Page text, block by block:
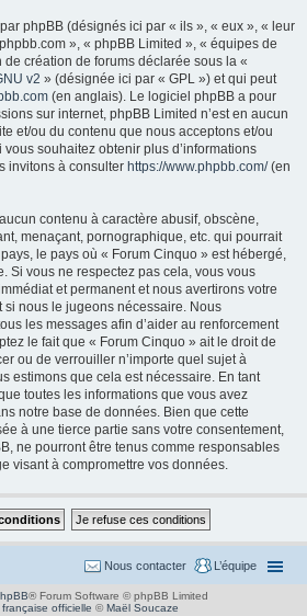
phpBB (désignés ici par « ils », « eux », « leur
», « phpBB Limited », « équipes de
création de forums déclarée sous la «
v2 » (désignée ici par « GPL ») et qui peut
(en anglais). Le logiciel phpBB a pour
sur internet, phpBB Limited n’est en aucun
et/ou du contenu que nous acceptons et/ou
vous souhaitez obtenir plus d’informations
invitons à consulter https://www.phpbb.com/(en
contenu à caractère abusif, obscène,
menaçant, pornographique, etc. qui pourrait
le pays où « Forum Cinquo » est hébergé,
Si vous ne respectez pas cela, vous vous
et permanent et nous avertirons votre
si nous le jugeons nécessaire. Nous
les messages afin d’aider au renforcement
le fait que « Forum Cinquo » ait le droit de
ou de verrouiller n’importe quel sujet à
estimons que cela est nécessaire. En tant
toutes les informations que vous avez
notre base de données. Bien que cette
à une tierce partie sans votre consentement,
ne pourront être tenus comme responsables
visant à compromettre vos données.
L’équipe
Nous contacter
® Forum Software © phpBB Limited
officielle ©Maël Soucaze